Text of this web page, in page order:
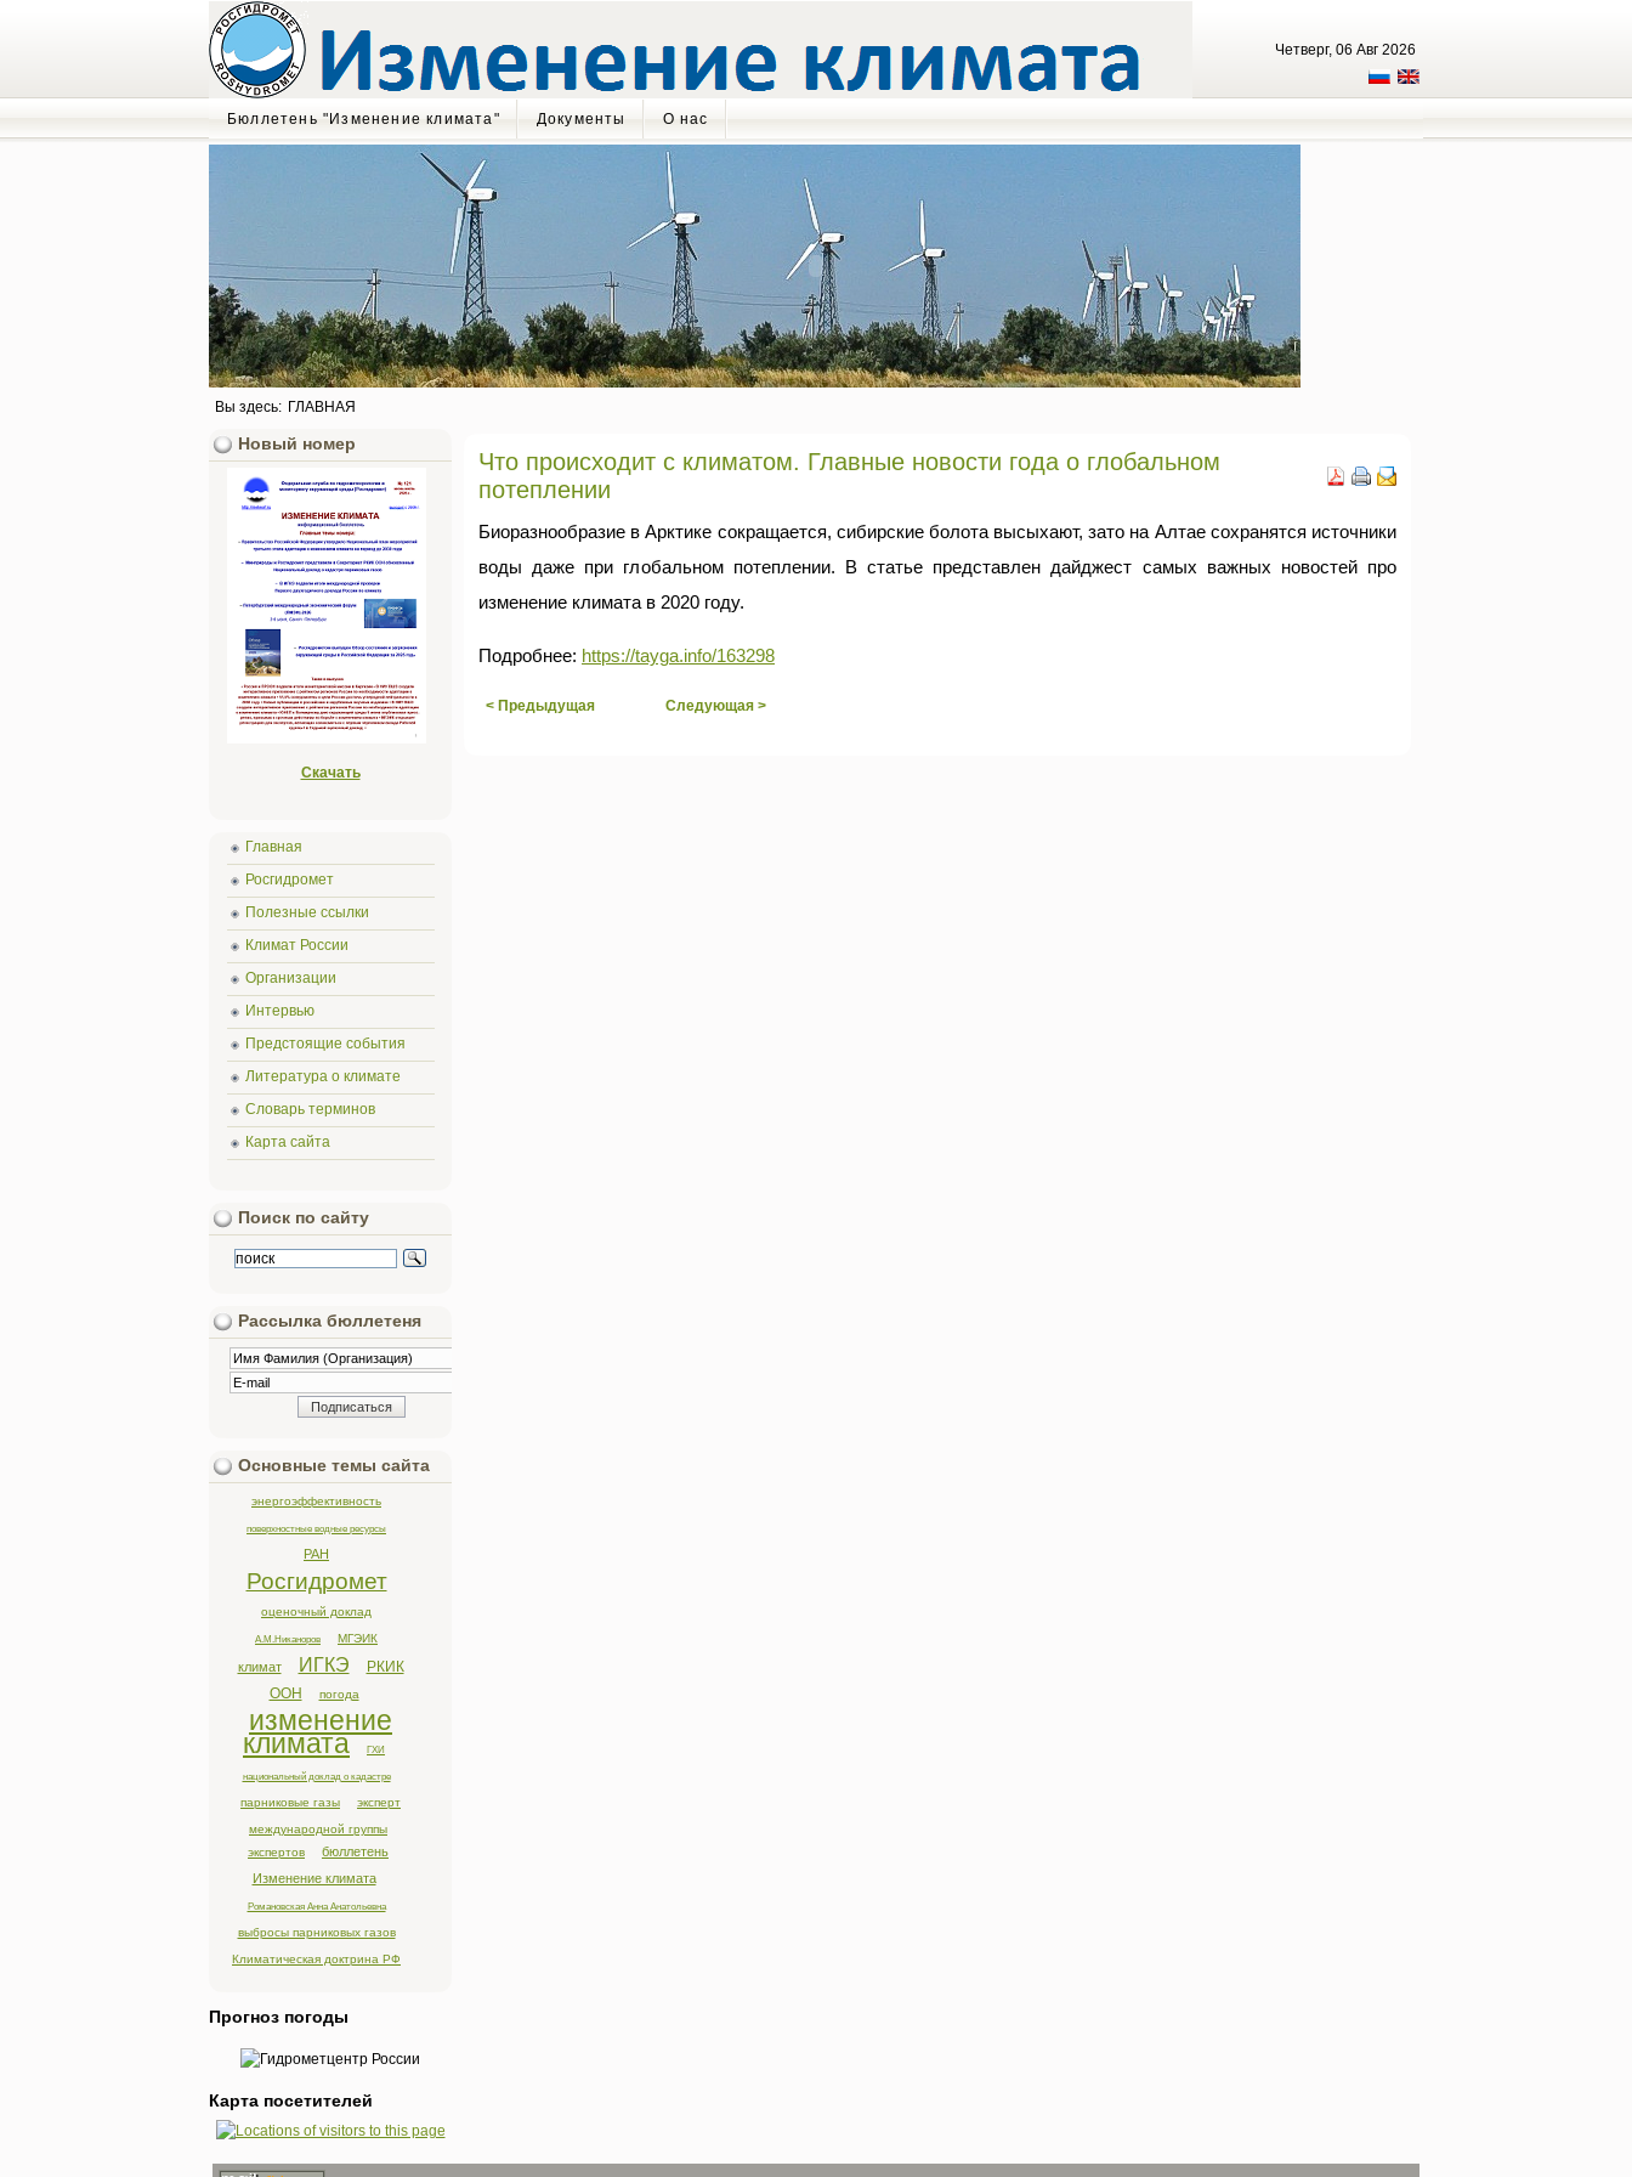
Четверг, 06 Авг 2026
Бюллетень "Изменение климата" Документы О нас
Вы здесь: ГЛАВНАЯ
Что происходит с климатом. Главные новости года о глобальном
потеплении
Биоразнообразие в Арктике сокращается, сибирские болота высыхают, зато на Алтае сохранятся источники
воды даже при глобальном потеплении. В статье представлен дайджест самых важных новостей про
изменение климата в 2020 году.
Подробнее: https://tayga.info/163298
< Предыдущая Следующая >
Новый номер
Скачать
Главная
Росгидромет
Полезные ссылки
Климат России
Организации
Интервью
Предстоящие события
Литература о климате
Словарь терминов
Карта сайта
Поиск по сайту
Рассылка бюллетеня
Основные темы сайта
энергоэффективность
поверхностные водные ресурсы
РАН
Росгидромет
оценочный доклад
А.М.Никаноров МГЭИК
климат ИГКЭ
РКИК
ООН
погода
изменение
климата ГХИ
национальный доклад о кадастре
парниковые газы
эксперт
международной группы
экспертов
бюллетень
Изменение климата
Романовская Анна Анатольевна
выбросы парниковых газов
Климатическая доктрина РФ
Прогноз погоды
Карта посетителей